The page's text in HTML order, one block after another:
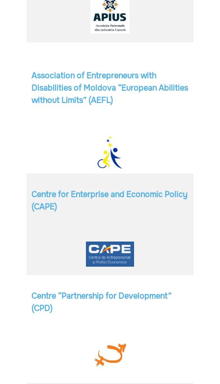
Association of Entrepreneurs with
Disabilities of Moldova “European Abilities
without Limits” (AEFL)
Centre for Enterprise and Economic Policy
(CAPE)
Centre “Partnership for Development”
(CPD)